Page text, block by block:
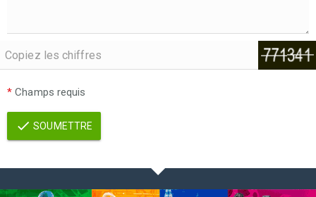
* Champs requis
SOUMETTRE